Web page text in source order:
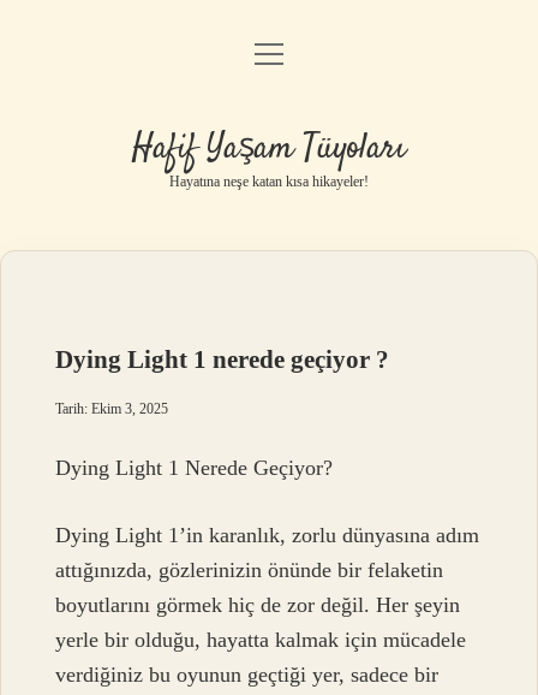
Anasayfa
Yasal Uyarı
menüyü
Hafif Yaşam Tüyoları
Hayatına neşe katan kısa hikayeler!
Dying Light 1 nerede geçiyor ?
Tarih: Ekim 3, 2025
Dying Light 1 Nerede Geçiyor?
Dying Light 1’in karanlık, zorlu dünyasına adım
attığınızda, gözlerinizin önünde bir felaketin
boyutlarını görmek hiç de zor değil. Her şeyin
yerle bir olduğu, hayatta kalmak için mücadele
verdiğiniz bu oyunun geçtiği yer, sadece bir